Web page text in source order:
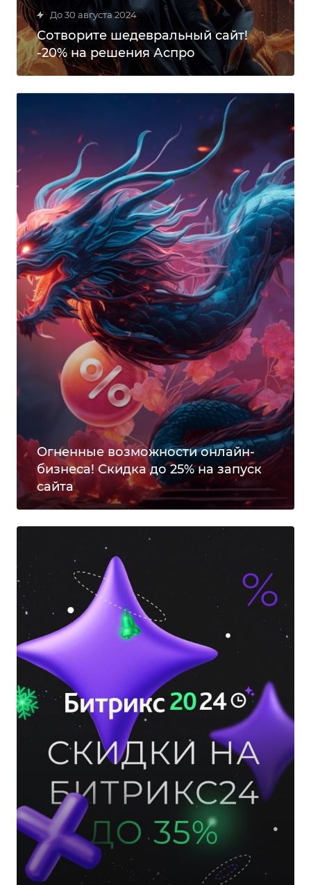
До 30 августа 2024
Сотворите шедевральный сайт!
-20% на решения Аспро
Огненные возможности онлайн-
бизнеса! Скидка до 25% на запуск
сайта